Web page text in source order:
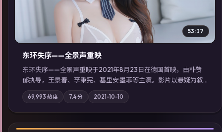
53:17
东环失序——全景声重映
东环失序——全景声重映于2021年8月23日在德国首映，由朴赞
郁执导，王景春、李秉宪、基里安·墨菲等主演。影片以悬疑为叙
事主轴，科技与人性的边界在实验事故后逐渐模糊；摄影与配乐
强化地域气质；站内亦可通过「国产免费观看高清电视剧在线
看」延展检索同类型高分佳作，畅享高清在线追剧体验。
69,993 热度 7.4分 2021-10-10